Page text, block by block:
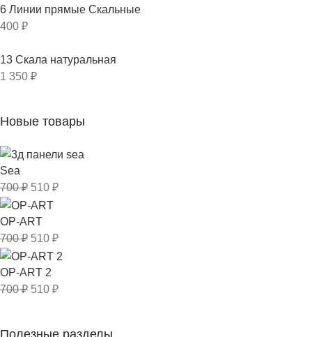
6 Линии прямые Скальные
400 ₽
13 Скала натуральная
1 350 ₽
Новые товары
Sea
700₽ 510 ₽
OP-ART
700₽ 510 ₽
OP-ART 2
700₽ 510 ₽